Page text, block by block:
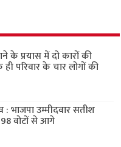
के प्रयास में दो कारों की
परिवार के चार लोगों की
भाजपा उम्मीदवार सतीश
वोटों से आगे